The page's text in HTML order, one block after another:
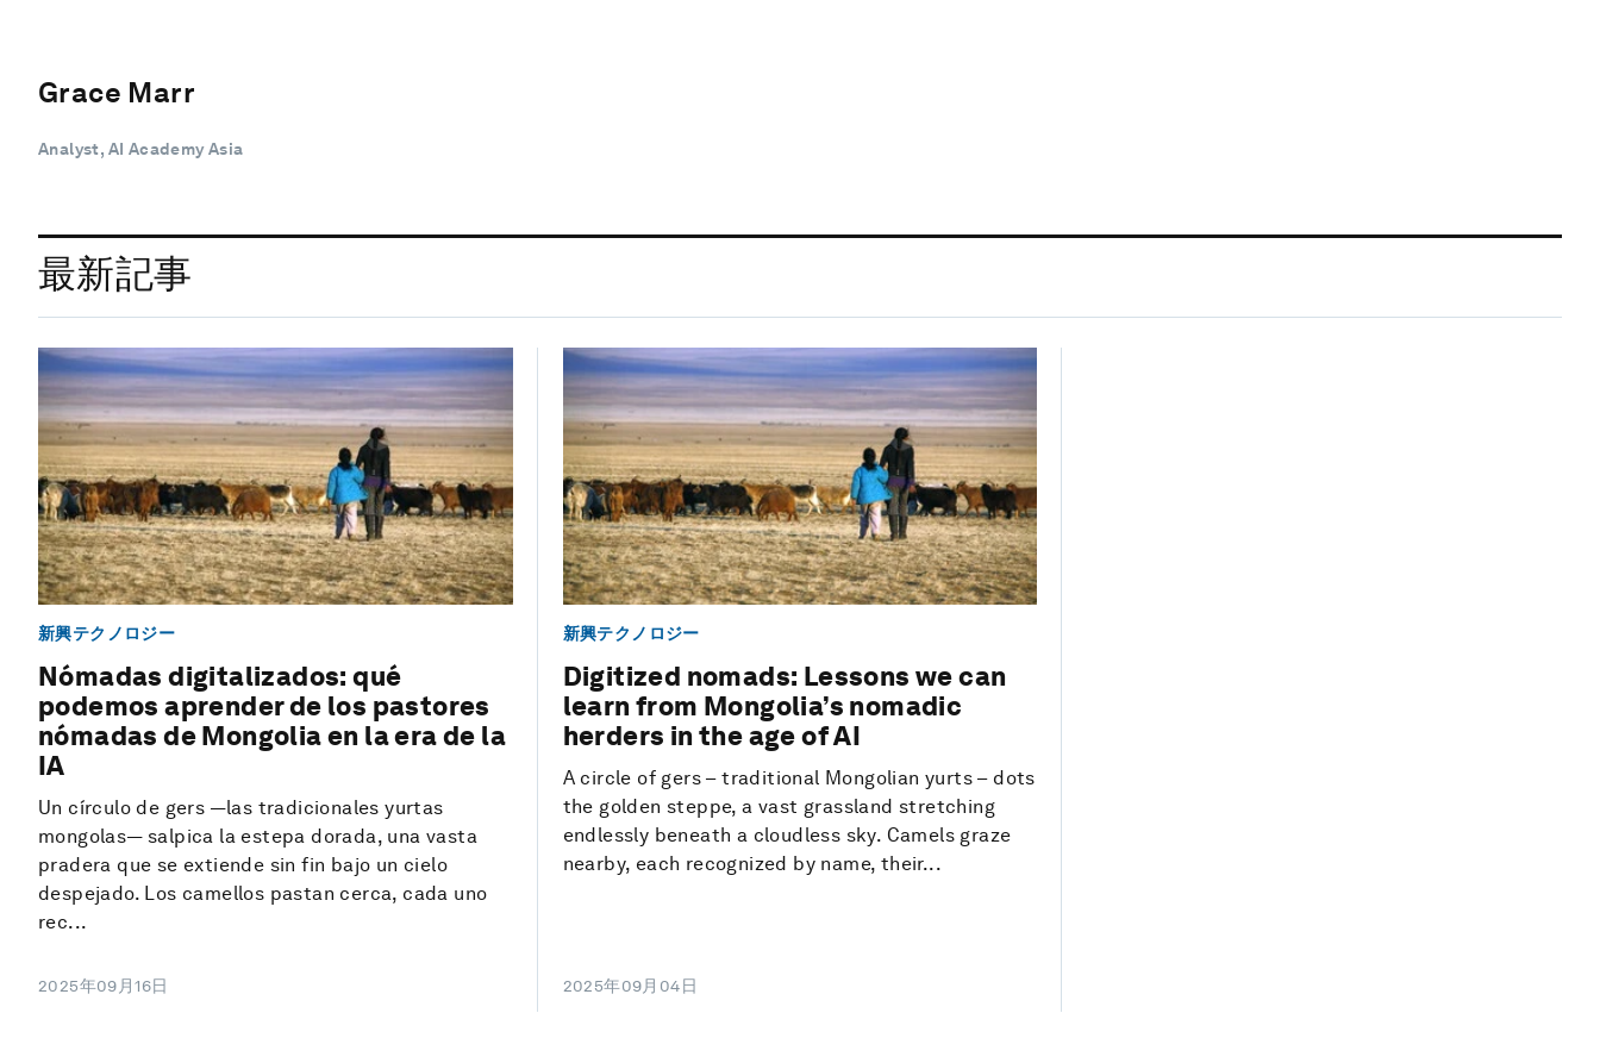
Grace Marr
Analyst, AI Academy Asia
最新記事
新興テクノロジー
Nómadas digitalizados: qué
podemos aprender de los pastores
nómadas de Mongolia en la era de la
IA
Un círculo de gers —las tradicionales yurtas
mongolas— salpica la estepa dorada, una vasta
pradera que se extiende sin fin bajo un cielo
despejado. Los camellos pastan cerca, cada uno
rec...
2025年09月16日
新興テクノロジー
Digitized nomads: Lessons we can
learn from Mongolia’s nomadic
herders in the age of AI
A circle of gers – traditional Mongolian yurts – dots
the golden steppe, a vast grassland stretching
endlessly beneath a cloudless sky. Camels graze
nearby, each recognized by name, their...
2025年09月04日